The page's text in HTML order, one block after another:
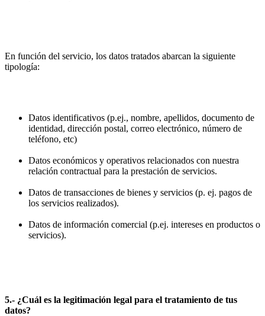
En función del servicio, los datos tratados abarcan la siguiente
tipología:
Datos identificativos (p.ej., nombre, apellidos, documento de
identidad, dirección postal, correo electrónico, número de
teléfono, etc)
Datos económicos y operativos relacionados con nuestra
relación contractual para la prestación de servicios.
Datos de transacciones de bienes y servicios (p. ej. pagos de
los servicios realizados).
Datos de información comercial (p.ej. intereses en productos o
servicios).
5.- ¿Cuál es la legitimación legal para el tratamiento de tus
datos?